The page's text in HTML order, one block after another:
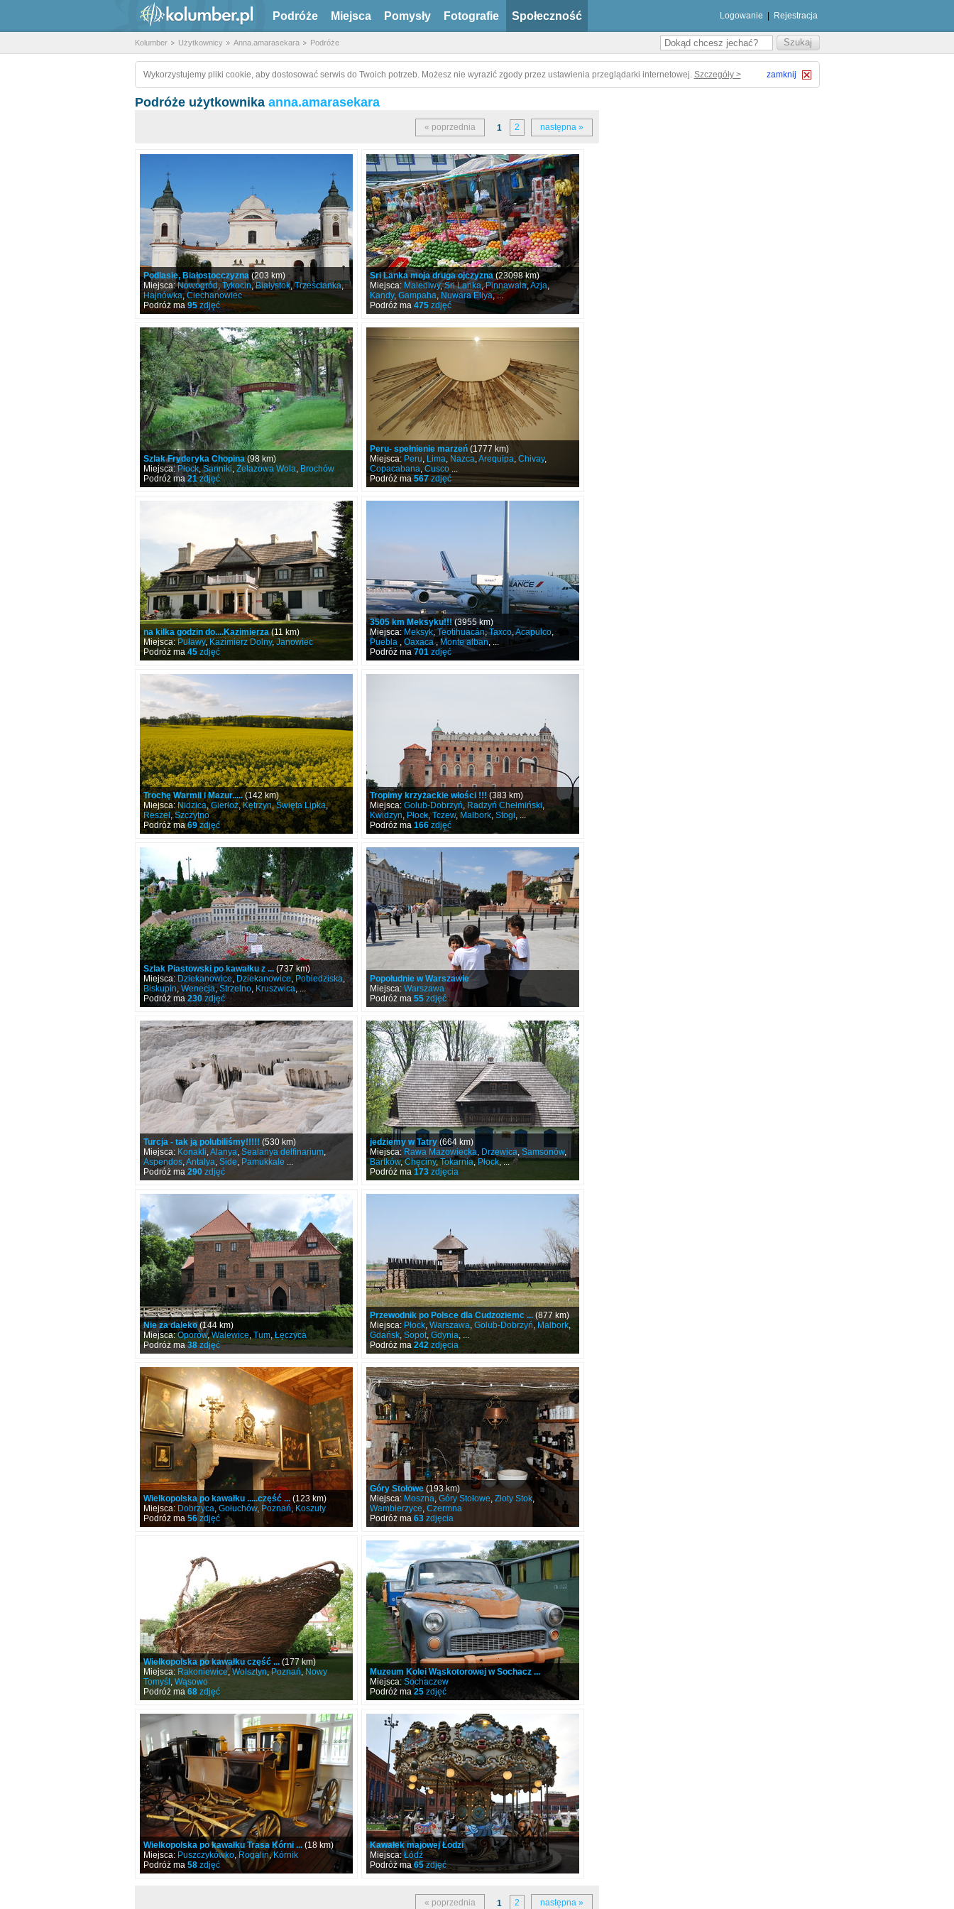
Podróże Miejsca Pomysły Fotografie Społeczność Logowanie Rejestracja
Kolumber Użytkownicy Anna.amarasekara Podróże
Wykorzystujemy pliki cookie, aby dostosować serwis do Twoich potrzeb. Możesz nie wyrazić zgody przez ustawienia przeglądarki internetowej. Szczegóły > zamknij
Podróże użytkownika anna.amarasekara
« poprzednia 1 2 następna »
Podlasie, Białostocczyzna(203 km)
Miejsca:Nowogród,Tykocin,Białystok,Trześcianka,
Hajnówka,Ciechanowiec
Podróż ma95zdjęć
Sri Lanka moja druga ojczyzna(23098 km)
Miejsca: Malediwy,Sri Lanka,Pinnawala,Azja,
Kandy, Gampaha, Nuwara Eliya, ...
Podróż ma 475zdjęć
Szlak Fryderyka Chopina(98 km)
Miejsca: Płock,Sanniki, Żelazowa Wola, Brochów
Podróż ma21zdjęć
Peru- spełnienie marzeń(1777 km)
Miejsca: Peru, Lima, Nazca,Arequipa, Chivay,
Copacabana, Cusco...
Podróż ma 567zdjęć
na kilka godzin do....Kazimierza(11 km)
Miejsca:Puławy,Kazimierz Dolny,Janowiec
Podróż ma 45zdjęć
3505 km Meksyku!!!(3955 km)
Miejsca:Meksyk,Teotihuacán,Taxco,Acapulco,
Puebla , Oaxaca, Monte alban, ...
Podróż ma 701zdjęć
Trochę Warmii i Mazur.....(142 km)
Miejsca:Nidzica,Gierłoż,Kętrzyn,Święta Lipka,
Reszel,Szczytno
Podróż ma69zdjęć
Tropimy krzyżackie włości !!! (383 km)
Miejsca: Golub-Dobrzyń, Radzyń Chełmiński,
Kwidzyn, Płock, Tczew, Malbork, Stogi, ...
Podróż ma 166zdjęć
Szlak Piastowski po kawałku z ...(737 km)
Miejsca:Dziekanowice,Dziekanowice,Pobiedziska,
Biskupin,Wenecja,Strzelno, Kruszwica, ...
Podróż ma230zdjęć
Popołudnie w Warszawie
Miejsca: Warszawa
Podróż ma 55zdjęć
Turcja - tak ją polubiliśmy!!!!! (530 km)
Miejsca: Konakli,Alanya, Sealanya delfinarium,
Aspendos,Antalya, Side, Pamukkale...
Podróż ma 290zdjęć
jedziemy w Tatry(664 km)
Miejsca: Rawa Mazowiecka, Drzewica, Samsonów,
Bartków,Chęciny,Tokarnia, Płock, ...
Podróż ma 173zdjęcia
Nie za daleko(144 km)
Miejsca:Oporów,Walewice, Tum,Łęczyca
Podróż ma38zdjęć
Przewodnik po Polsce dla Cudzoziemc ...(877 km)
Miejsca:Płock, Warszawa, Golub-Dobrzyń, Malbork,
Gdańsk, Sopot, Gdynia, ...
Podróż ma 242zdjęcia
Wielkopolska po kawałku .....część ...(123 km)
Miejsca: Dobrzyca, Gołuchów, Poznań, Koszuty
Podróż ma 56zdjęć
Góry Stołowe(193 km)
Miejsca: Moszna, Góry Stołowe, Złoty Stok,
Wambierzyce, Czermna
Podróż ma 63zdjęcia
Wielkopolska po kawałku część ...(177 km)
Miejsca: Rakoniewice,Wolsztyn,Poznań,Nowy
Tomyśl , Wąsowo
Podróż ma 68zdjęć
Muzeum Kolei Wąskotorowej w Sochacz ...
Miejsca: Sochaczew
Podróż ma 25zdjęć
Wielkopolska po kawałku Trasa Kórni ...(18 km)
Miejsca: Puszczykówko, Rogalin,Kórnik
Podróż ma 58zdjęć
Kawałek majowej Łodzi
Miejsca:Łódź
Podróż ma65zdjęć
« poprzednia 1 2 następna »